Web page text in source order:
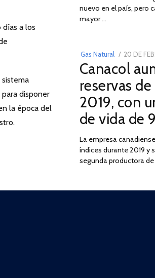
a los
disponer
la época del
nuevo en el país, pero
mayor …
Gas Natural
POSTED
ON
20 DE
Canacol
reservas
2019, con
de vida de
La empresa
índices durante 2019 y
segunda productora